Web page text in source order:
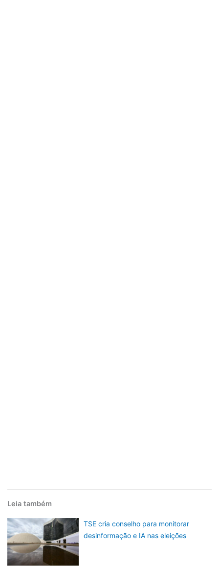
Leia também
TSE cria conselho para monitorar
desinformação e IA nas eleições